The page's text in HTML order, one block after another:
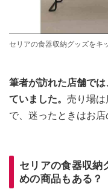
セリアの食器収納グッズをキ
筆者が訪れた店舗で
ていました。 売り場
で、迷ったときはお店
セリアの食器収納
めの商品もある？